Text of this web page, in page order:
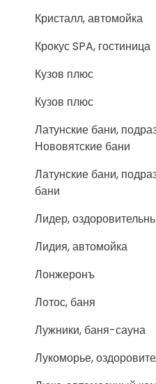
Кристалл, автомойка
Крокус SPA, гостиница
Кузов плюс
Кузов плюс
Латунские бани,
Нововятские бани
Латунские бани,
бани
Лидер,
Лидия, автомойка
Лонжеронъ
Лотос, баня
Лужники, баня-сауна
Лукоморье,